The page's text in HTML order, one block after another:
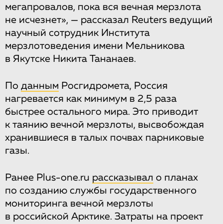
мегапровалов, пока вся вечная мерзлота
не исчезнет», — рассказал Reuters ведущий
научный сотрудник Института
мерзлотоведения имени Мельникова
в Якутске Никита Тананаев.
По данным Росгидромета, Россия
нагревается как минимум в 2,5 раза
быстрее остального мира. Это приводит
к таянию вечной мерзлоты, высвобождая
хранившиеся в талых почвах парниковые
газы.
Ранее Plus-one.ru рассказывал о планах
по созданию службы государственного
мониторинга вечной мерзлоты
в российской Арктике. Затраты на проект